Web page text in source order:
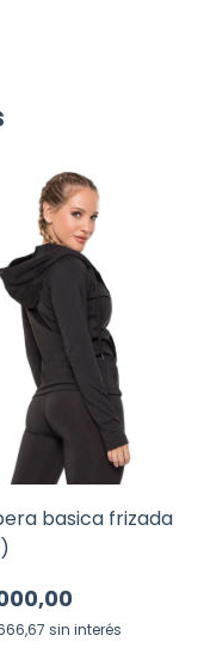
basica frizada
sin interés